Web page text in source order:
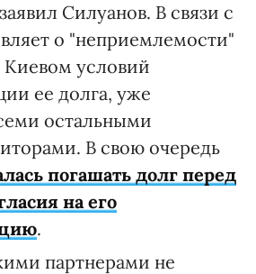
Силуанов. В связи с
о "неприемлемости"
условий
ее долга, уже
остальными
В свою очередь
погашать долг перед
на его
.
партнерами не